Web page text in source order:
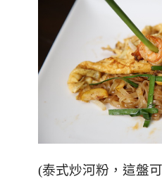
(泰式炒河粉，這盤